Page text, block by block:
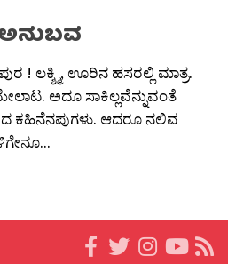
ಅನುಬವ
! ಲಕ್ಶ್ಮಿ, ಊರಿನ ಹಸರಲ್ಲಿ ಮಾತ್ರ.
ಅದೂ ಸಾಕಿಲ್ಲವೆನ್ನುವಂತೆ
ಕಹಿನೆನಪುಗಳು. ಆದರೂ ನಲಿವ